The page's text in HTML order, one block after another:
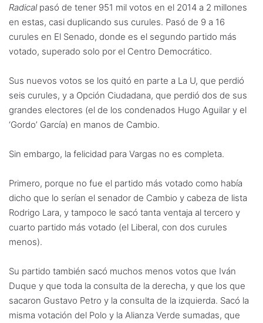
Radicalpasó de tener 951 mil votos en el 2014 a 2 millones
en estas, casi duplicando sus curules. Pasó de 9 a 16
curules en El Senado, donde es el segundo partido más
votado, superado solo por el Centro Democrático.
Sus nuevos votos se los quitó en parte a La U, que perdió
seis curules, y a Opción Ciudadana, que perdió dos de sus
grandes electores (el de los condenados Hugo Aguilar y el
‘Gordo’ García) en manos de Cambio.
Sin embargo, la felicidad para Vargas no es completa.
Primero, porque no fue el partido más votado como había
dicho que lo serían el senador de Cambio y cabeza de lista
Rodrigo Lara, y tampoco le sacó tanta ventaja al tercero y
cuarto partido más votado (el Liberal, con dos curules
menos).
Su partido también sacó muchos menos votos que Iván
Duque y que toda la consulta de la derecha, y que los que
sacaron Gustavo Petro y la consulta de la izquierda. Sacó la
misma votación del Polo y la Alianza Verde sumadas, que